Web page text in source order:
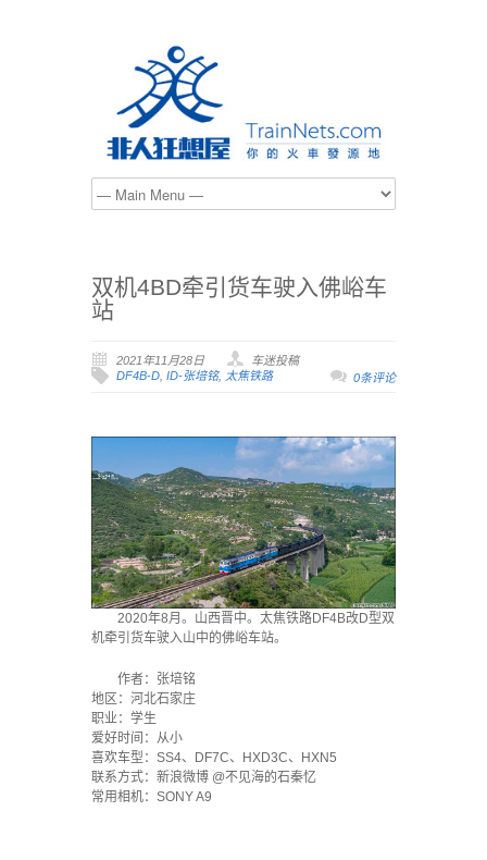
双机4BD牵引货车驶入佛峪车
站
2021年11月28日
车迷投稿
DF4B-D, ID-张培铭, 太焦铁路 0条评论
2020年8月。山西晋中。太焦铁路DF4B改D型双
机牵引货车驶入山中的佛峪车站。
作者：张培铭
地区：河北石家庄
职业：学生
爱好时间：从小
喜欢车型：SS4、DF7C、HXD3C、HXN5
联系方式：新浪微博 @不见海的石秦忆
常用相机：SONY A9